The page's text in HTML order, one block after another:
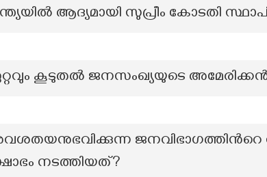
ആദ്യമായി സുപ്രീം കോടതി
കൂടുതൽ ജനസംഖ്യയുടെ അമേരിക്കൻ
ജനവിഭാഗത്തിന്‍റെ
നടത്തിയത്?